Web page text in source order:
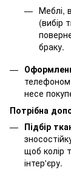
Меблі,
(вибір
браку.
несе
Потрібна
Підбір
щоб колір
інтер'єру.